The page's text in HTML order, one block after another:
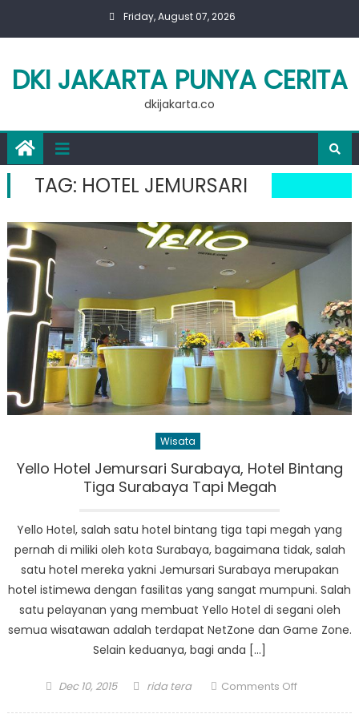
Friday, August 07, 2026
DKI JAKARTA PUNYA CERITA
dkijakarta.co
TAG: HOTEL JEMURSARI
Wisata
Yello Hotel Jemursari Surabaya, Hotel Bintang
Tiga Surabaya Tapi Megah
Yello Hotel, salah satu hotel bintang tiga tapi megah yang
pernah di miliki oleh kota Surabaya, bagaimana tidak, salah
satu hotel mereka yakni Jemursari Surabaya merupakan
hotel istimewa dengan fasilitas yang sangat mumpuni. Salah
satu pelayanan yang membuat Yello Hotel di segani oleh
semua wisatawan adalah terdapat NetZone dan Game Zone.
Selain keduanya, bagi anda […]
Posted
Dec 10, 2015 Author
rida tera Comments Offon